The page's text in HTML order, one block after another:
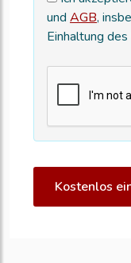
und AGB,
Einhaltung
Kostenlos